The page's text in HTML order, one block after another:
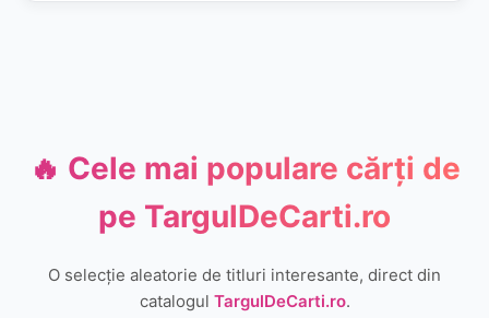
🔥 Cele mai populare cărți de
pe TargulDeCarti.ro
O selecție aleatorie de titluri interesante, direct din
catalogul TargulDeCarti.ro.